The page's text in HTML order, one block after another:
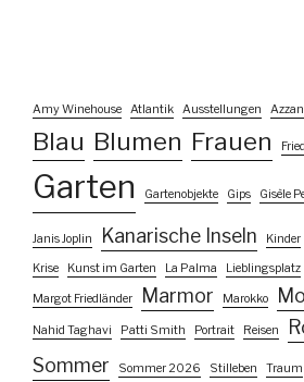
Amy Winehouse Atlantik Ausstellungen
Blau Blumen Frauen
Garten Gartenobjekte Gips Gisèle
Janis Joplin Kanarische Inseln Kinder
Krise Kunst im Garten La Palma Lieblingsplatz
Margot Friedländer Marmor Marokko
Nahid Taghavi Patti Smith Portrait Reisen
Sommer
Sommer 2026 Stilleben Traum